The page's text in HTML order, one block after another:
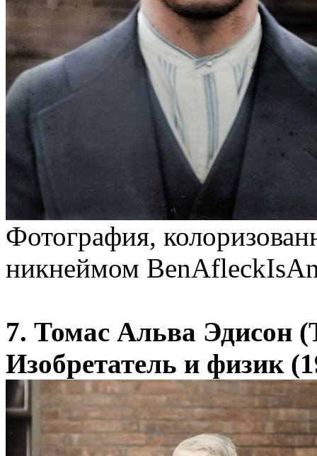
Фотография,
никнеймом
7. Томас Альва Эдисон
Изобретатель и физик